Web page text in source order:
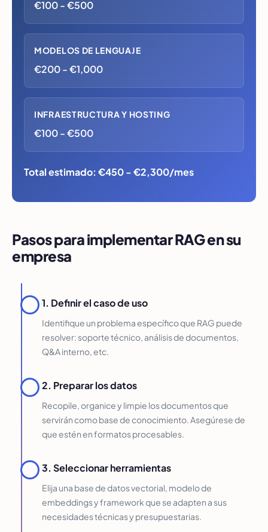
€100 - €500
MODELOS DE LENGUAJE
€200 - €1,000
INFRAESTRUCTURA Y HOSTING
€100 - €500
Total estimado: €450 - €2,300/mes
Pasos para implementar RAG en su
empresa
1. Definir el caso de uso
Identifique un problema específico que RAG puede
resolver: soporte técnico, análisis de documentos,
Q&A interno, etc.
2. Preparar los datos
Recopile, organice y limpie los documentos que
servirán como base de conocimiento. Asegúrese de
que estén en formatos procesables.
3. Seleccionar herramientas
Elija una base de datos vectorial, modelo de
embeddings y framework que se adapten a sus
necesidades técnicas y presupuestarias.